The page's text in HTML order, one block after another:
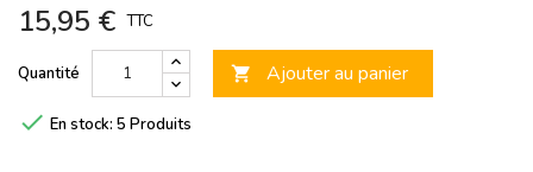
15,95 € TTC
Quantité  Ajouter au panier
 En stock: 5 Produits